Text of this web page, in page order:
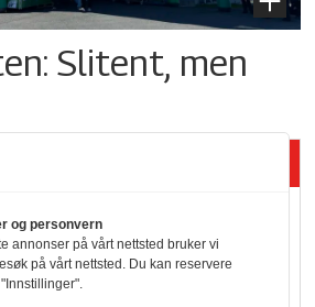
Slitent, men
Mat er viktigere enn
pris når elbilister
velger ladestopp
og personvern
annonser på vårt nettsted bruker vi
på vårt nettsted. Du kan reservere